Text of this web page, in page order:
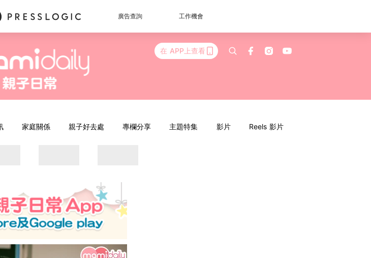
廣告查詢 工作機會
在 APP上查看
家庭關係 親子好去處 專欄分享 主題特集 影片 Reels 影片